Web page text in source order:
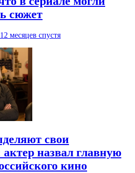
сюжет
12 месяцев спустя
свои
актер назвал главную
кино